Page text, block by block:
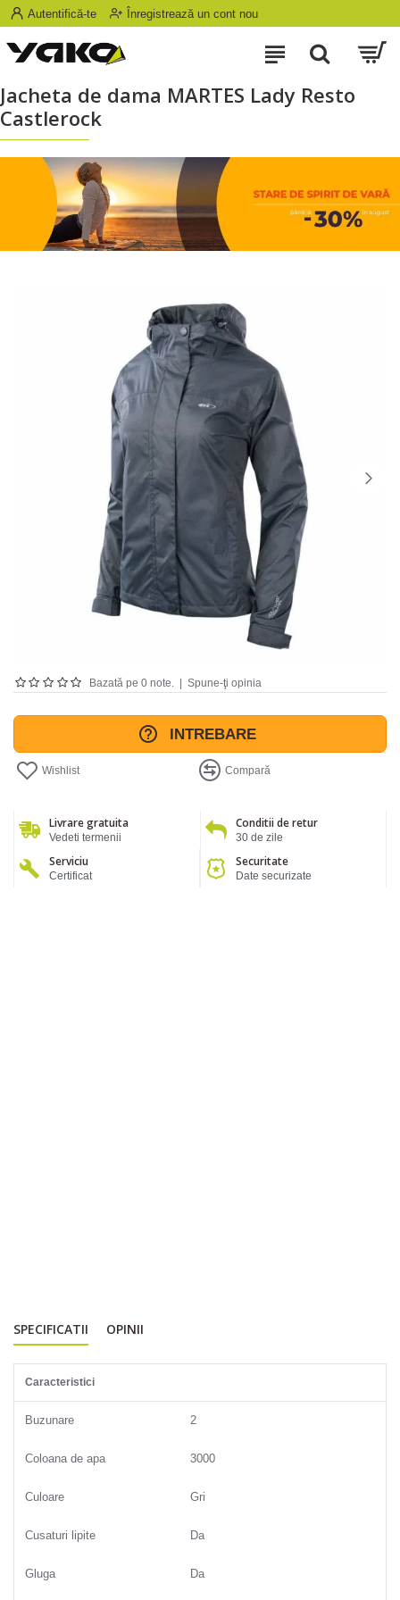
Autentifică-te Înregistrează un cont nou
Jacheta de dama MARTES Lady Resto
Castlerock
Bazată pe 0 note. Spune-ţi opinia
INTREBARE
Wishlist Compară
Livrare gratuita
Vedeti termenii
Conditii de retur
30 de zile
Serviciu
Certificat
Securitate
Date securizate
SPECIFICATII OPINII
Caracteristici
Buzunare 2
Coloana de apa 3000
Culoare Gri
Cusaturi lipite Da
Gluga Da